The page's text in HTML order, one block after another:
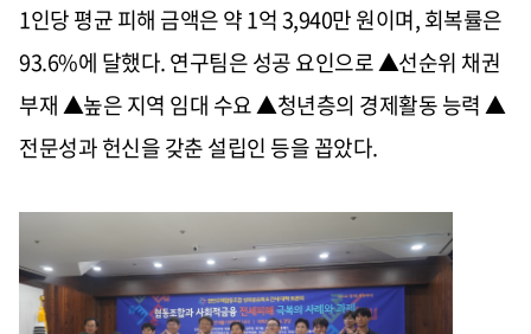
1인당 평균 피해 금액은 약 1억 3,940만 원이며, 회복률은
93.6%에 달했다. 연구팀은 성공 요인으로 ▲선순위 채권
부재 ▲높은 지역 임대 수요 ▲청년층의 경제활동 능력 ▲
전문성과 헌신을 갖춘 설립인 등을 꼽았다.